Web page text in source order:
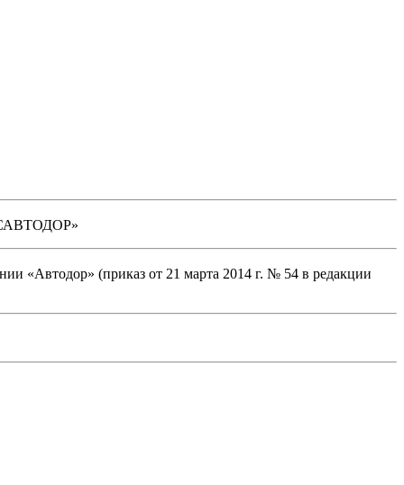
«Автодор» (приказ от 21 марта 2014 г. № 54 в редакции